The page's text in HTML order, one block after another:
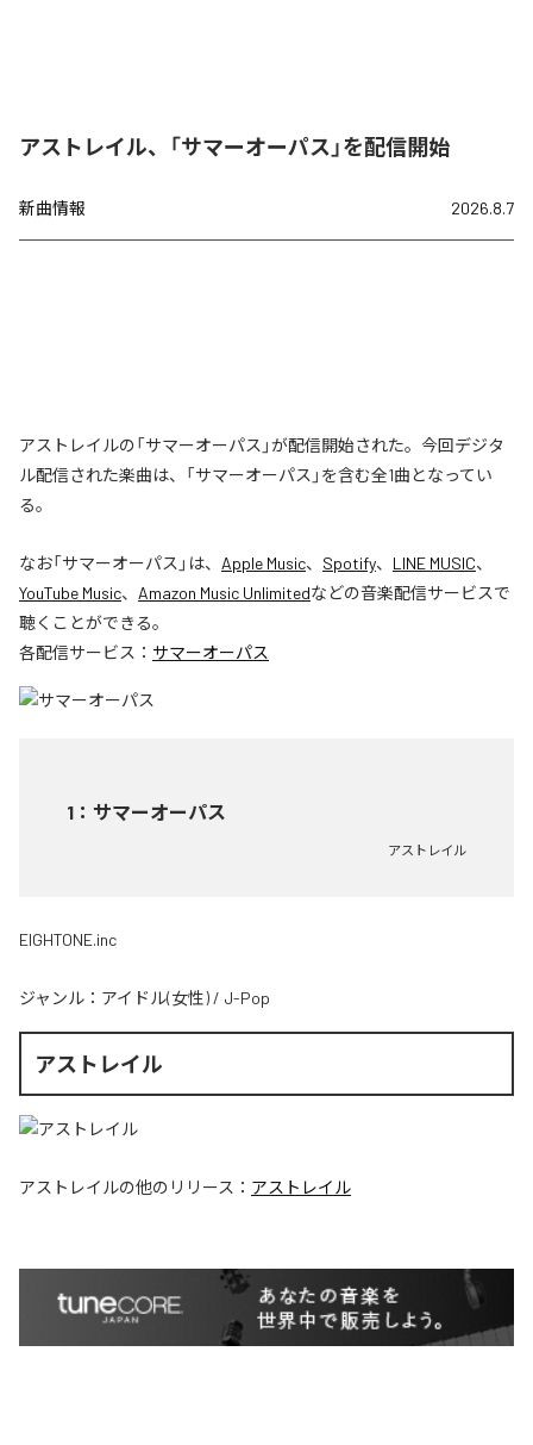
アストレイル、「サマーオーパス」を配信開始
新曲情報 2026.8.7
アストレイルの「サマーオーパス」が配信開始された。今回デジタ
ル配信された楽曲は、「サマーオーパス」を含む全1曲となってい
る。
なお「サマーオーパス 」は、 Apple Music、 Spotify、 LINE MUSIC、
YouTube Music、 Amazon Music Unlimitedなどの音楽配信サービスで
聴くことができる。
各配信サービス： サマーオーパス
1 ： サマーオーパス
アストレイル
EIGHTONE.inc
ジャンル： アイドル(女性) / J-Pop
アストレイル
アストレイルの他のリリース： アストレイル